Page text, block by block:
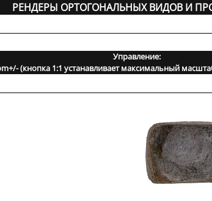
РЕНДЕРЫ ОРТОГОНАЛЬНЫХ ВИДОВ И
Управление:
(кнопка 1:1 устанавливает максимальный